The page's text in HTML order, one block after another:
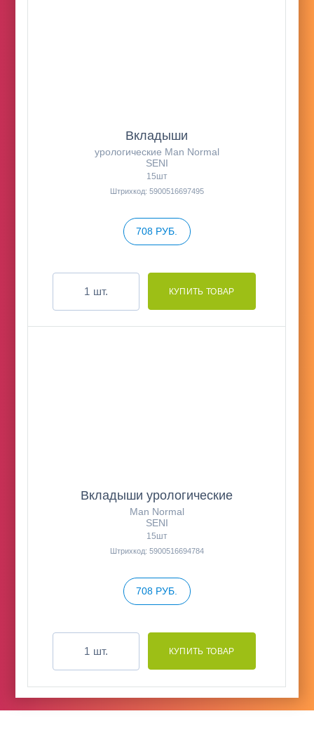
Вкладыши
урологические Man Normal
SENI
15шт
Штрихкод: 5900516697495
708 РУБ.
шт.
Вкладыши урологические
Man Normal
SENI
15шт
Штрихкод: 5900516694784
708 РУБ.
шт.